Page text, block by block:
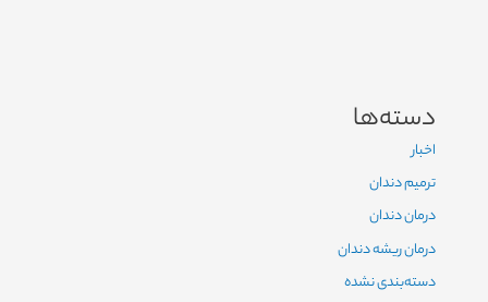
دسته‌ها
اخبار
ترمیم دندان
درمان دندان
درمان ریشه دندان
دسته‌بندی نشده